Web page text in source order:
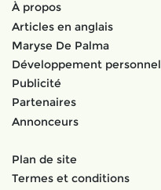
À propos
Articles en anglais
Maryse De Palma
Développement personnel
Publicité
Partenaires
Annonceurs
Plan de site
Termes et conditions